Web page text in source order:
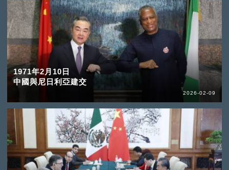
1971年2月10日
中國與尼日利亞建交
2026-02-09